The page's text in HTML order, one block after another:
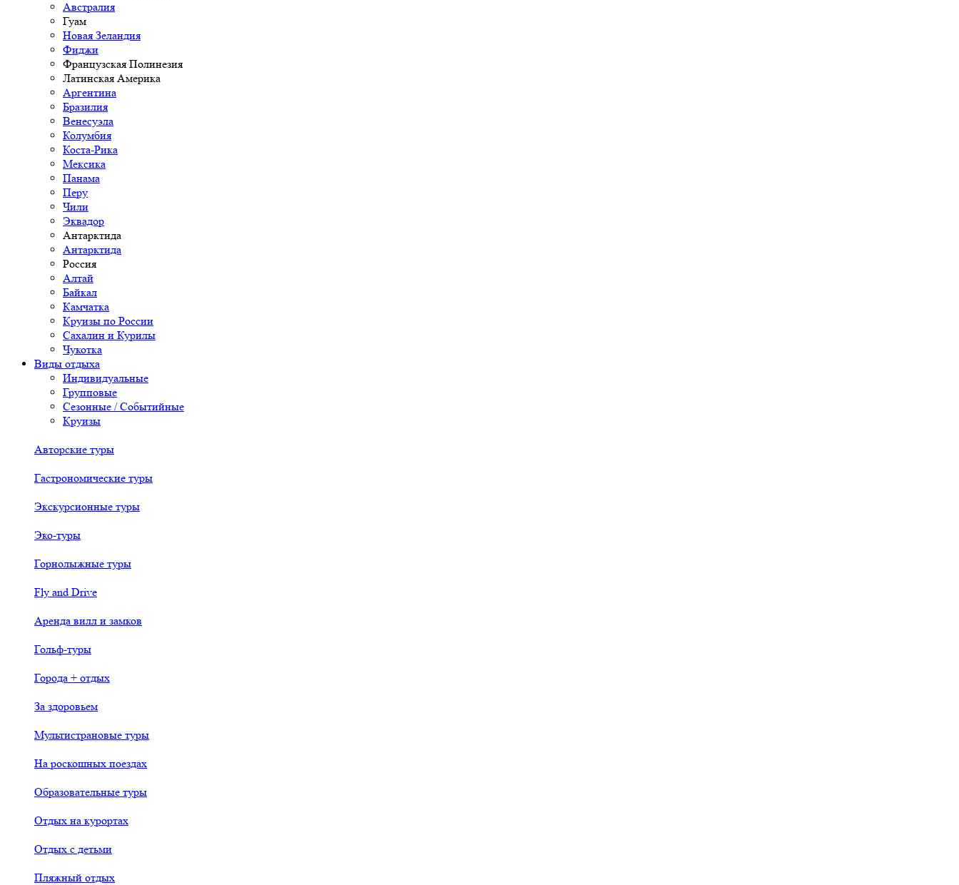
Австралия
Гуам
Новая Зеландия
Фиджи
Французская Полинезия
Латинская Америка
Аргентина
Бразилия
Венесуэла
Колумбия
Коста-Рика
Мексика
Панама
Перу
Чили
Эквадор
Антарктида
Антарктида
Россия
Алтай
Байкал
Камчатка
Круизы по России
Сахалин и Курилы
Чукотка
Виды отдыха
Индивидуальные
Групповые
Сезонные / Событийные
Круизы
Авторские туры
Гастрономические туры
Экскурсионные туры
Эко-туры
Горнолыжные туры
Fly and Drive
Аренда вилл и замков
Гольф-туры
Города + отдых
За здоровьем
Мультистрановые туры
На роскошных поездах
Образовательные туры
Отдых на курортах
Отдых с детьми
Пляжный отдых